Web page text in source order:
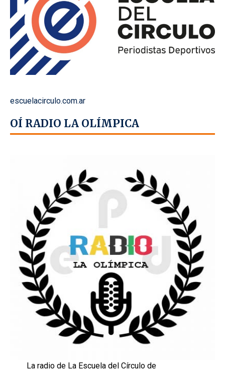
escuelacirculo.com.ar
OÍ RADIO LA OLÍMPICA
La radio de La Escuela del Círculo de